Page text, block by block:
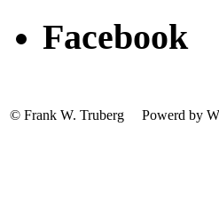
Facebook
© Frank W. Truberg Powerd by